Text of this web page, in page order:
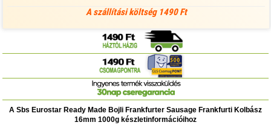
A szállítási költség 1490 Ft
A Sbs Eurostar Ready Made Bojli Frankfurter Sausage Frankfurti Kolbász
16mm 1000g készletinformációihoz